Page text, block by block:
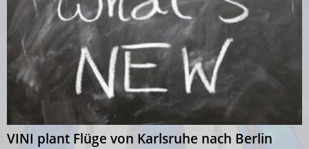
VINI plant Flüge von Karlsruhe nach Berlin